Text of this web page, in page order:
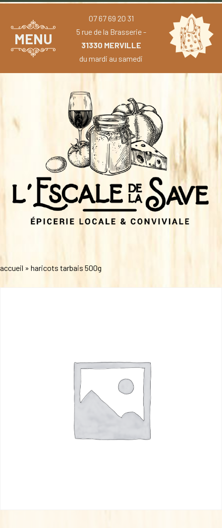
MENU
07 67 69 20 31
5 rue de la Brasserie -
31330 MERVILLE
du mardi au samedi
accueil » haricots tarbais 500g